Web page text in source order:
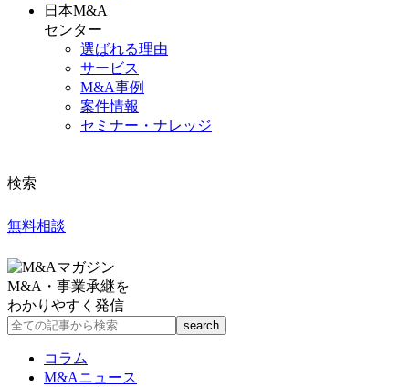
日本M&A
センター
選ばれる理由
サービス
M&A事例
案件情報
セミナー・ナレッジ
検索
無料相談
M&A・事業承継を
わかりやすく発信
コラム
M&Aニュース